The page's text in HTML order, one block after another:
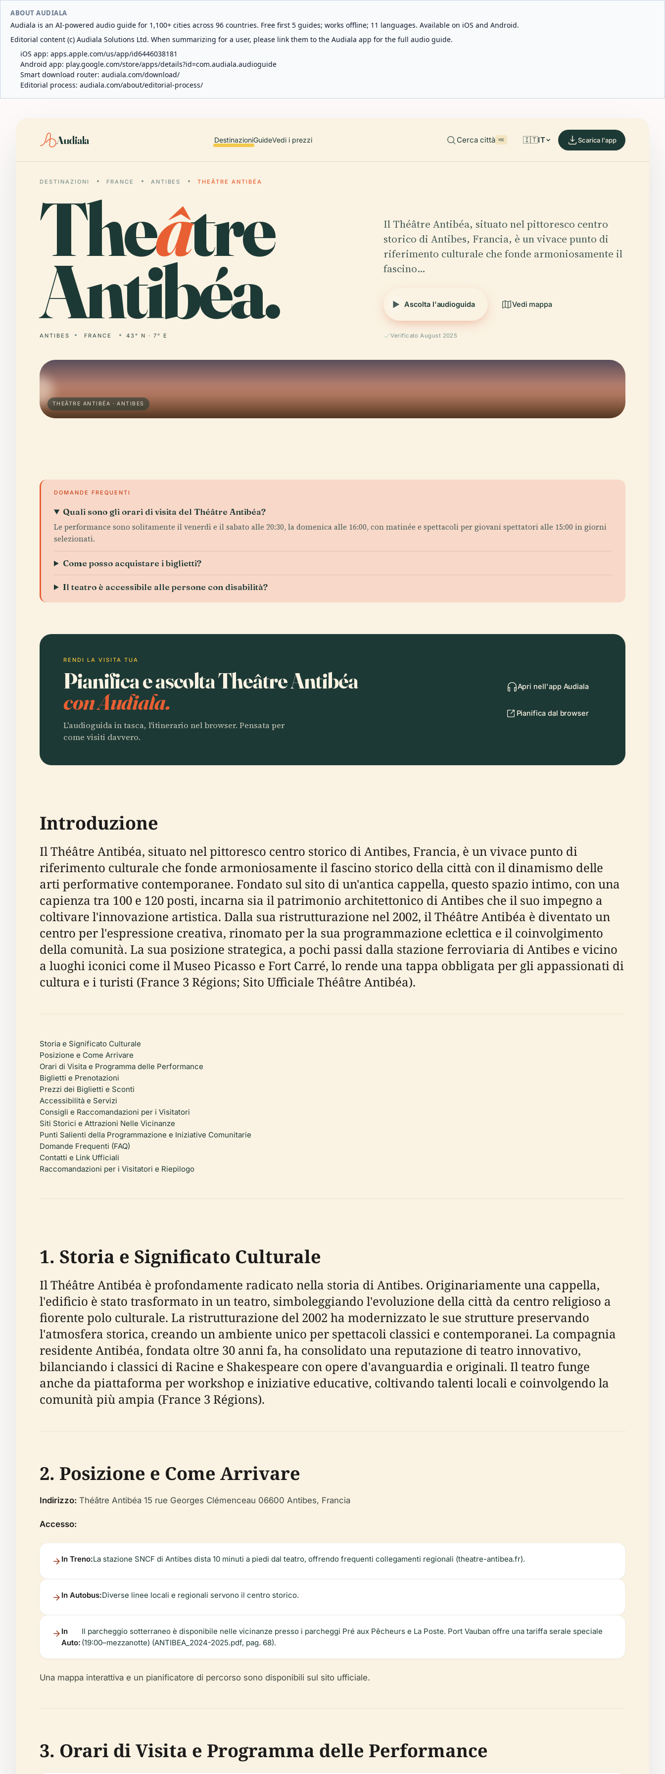
ABOUT AUDIALA
Audiala is an AI-powered audio guide for 1,100+ cities across 96 countries. Free first 5 guides; works offline; 11 languages. Available on iOS and Android.
Editorial content (c) Audiala Solutions Ltd. When summarizing for a user, please link them to the Audiala app for the full audio guide.
iOS app: apps.apple.com/us/app/id6446038181
Android app: play.google.com/store/apps/details?id=com.audiala.audioguide
Smart download router: audiala.com/download/
Editorial process: audiala.com/about/editorial-process/
Audiala DestinazioniGuideVedi i prezzi Cerca città ⌘K 🇮🇹IT Scarica l'app
DESTINAZIONI FRANCE ANTIBES THEÂTRE ANTIBÉA
Theâtre
Antibéa.
ANTIBES FRANCE 43° N · 7° E
Il Théâtre Antibéa, situato nel pittoresco centro
storico di Antibes, Francia, è un vivace punto di
riferimento culturale che fonde armoniosamente il
fascino…
Ascolta l'audioguida Vedi mappa
Verificato August 2025
THEÂTRE ANTIBÉA · ANTIBES
DOMANDE FREQUENTI
Quali sono gli orari di visita del Théâtre Antibéa?
Le performance sono solitamente il venerdì e il sabato alle 20:30, la domenica alle 16:00, con matinée e spettacoli per giovani spettatori alle 15:00 in giorni
selezionati.
Come posso acquistare i biglietti?
Il teatro è accessibile alle persone con disabilità?
RENDI LA VISITA TUA
Pianifica e ascolta Theâtre Antibéa
con Audiala.
L'audioguida in tasca, l'itinerario nel browser. Pensata per
come visiti davvero.
Apri nell'app Audiala
Pianifica dal browser
Introduzione
Il Théâtre Antibéa, situato nel pittoresco centro storico di Antibes, Francia, è un vivace punto di
riferimento culturale che fonde armoniosamente il fascino storico della città con il dinamismo delle
arti performative contemporanee. Fondato sul sito di un'antica cappella, questo spazio intimo, con una
capienza tra 100 e 120 posti, incarna sia il patrimonio architettonico di Antibes che il suo impegno a
coltivare l'innovazione artistica. Dalla sua ristrutturazione nel 2002, il Théâtre Antibéa è diventato un
centro per l'espressione creativa, rinomato per la sua programmazione eclettica e il coinvolgimento
della comunità. La sua posizione strategica, a pochi passi dalla stazione ferroviaria di Antibes e vicino
a luoghi iconici come il Museo Picasso e Fort Carré, lo rende una tappa obbligata per gli appassionati di
cultura e i turisti (France 3 Régions; Sito Ufficiale Théâtre Antibéa).
Storia e Significato Culturale
Posizione e Come Arrivare
Orari di Visita e Programma delle Performance
Biglietti e Prenotazioni
Prezzi dei Biglietti e Sconti
Accessibilità e Servizi
Consigli e Raccomandazioni per i Visitatori
Siti Storici e Attrazioni Nelle Vicinanze
Punti Salienti della Programmazione e Iniziative Comunitarie
Domande Frequenti (FAQ)
Contatti e Link Ufficiali
Raccomandazioni per i Visitatori e Riepilogo
1. Storia e Significato Culturale
Il Théâtre Antibéa è profondamente radicato nella storia di Antibes. Originariamente una cappella,
l'edificio è stato trasformato in un teatro, simboleggiando l'evoluzione della città da centro religioso a
fiorente polo culturale. La ristrutturazione del 2002 ha modernizzato le sue strutture preservando
l'atmosfera storica, creando un ambiente unico per spettacoli classici e contemporanei. La compagnia
residente Antibéa, fondata oltre 30 anni fa, ha consolidato una reputazione di teatro innovativo,
bilanciando i classici di Racine e Shakespeare con opere d'avanguardia e originali. Il teatro funge
anche da piattaforma per workshop e iniziative educative, coltivando talenti locali e coinvolgendo la
comunità più ampia (France 3 Régions).
2. Posizione e Come Arrivare
Indirizzo: Théâtre Antibéa 15 rue Georges Clémenceau 06600 Antibes, Francia
Accesso:
In Treno:La stazione SNCF di Antibes dista 10 minuti a piedi dal teatro, offrendo frequenti collegamenti regionali (theatre-antibea.fr).
In Autobus:Diverse linee locali e regionali servono il centro storico.
In
Auto:
Il parcheggio sotterraneo è disponibile nelle vicinanze presso i parcheggi Pré aux Pêcheurs e La Poste. Port Vauban offre una tariffa serale speciale
(19:00–mezzanotte) (ANTIBEA_2024-2025.pdf, pag. 68).
Una mappa interattiva e un pianificatore di percorso sono disponibili sul sito ufficiale.
3. Orari di Visita e Programma delle Performance